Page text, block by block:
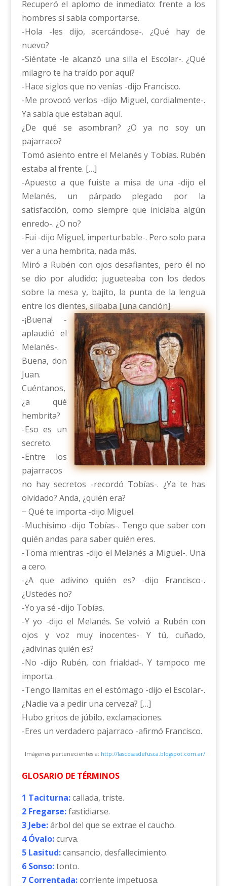
Recuperó el aplomo de inmediato: frente a los
hombres sí sabía comportarse.
-Hola -les dijo, acercándose-. ¿Qué hay de
nuevo?
-Siéntate -le alcanzó una silla el Escolar-. ¿Qué
milagro te ha traído por aquí?
-Hace siglos que no venías -dijo Francisco.
-Me provocó verlos -dijo Miguel, cordialmente-.
Ya sabía que estaban aquí.
¿De qué se asombran? ¿O ya no soy un
pajarraco?
Tomó asiento entre el Melanés y Tobías. Rubén
estaba al frente. […]
-Apuesto a que fuiste a misa de una -dijo el
Melanés, un párpado plegado por la
satisfacción, como siempre que iniciaba algún
enredo-. ¿O no?
-Fui -dijo Miguel, imperturbable-. Pero solo para
ver a una hembrita, nada más.
Miró a Rubén con ojos desafiantes, pero él no
se dio por aludido; jugueteaba con los dedos
sobre la mesa y, bajito, la punta de la lengua
entre los dientes, silbaba [una canción].
-¡Buena! -
aplaudió el
Melanés-.
Buena, don
Juan.
Cuéntanos,
¿a qué
hembrita?
-Eso es un
secreto.
-Entre los
pajarracos
no hay secretos -recordó Tobías-. ¿Ya te has
olvidado? Anda, ¿quién era?
− Qué te importa -dijo Miguel.
-Muchísimo -dijo Tobías-. Tengo que saber con
quién andas para saber quién eres.
-Toma mientras -dijo el Melanés a Miguel-. Una
a cero.
-¿A que adivino quién es? -dijo Francisco-.
¿Ustedes no?
-Yo ya sé -dijo Tobías.
-Y yo -dijo el Melanés. Se volvió a Rubén con
ojos y voz muy inocentes- Y tú, cuñado,
¿adivinas quién es?
-No -dijo Rubén, con frialdad-. Y tampoco me
importa.
-Tengo llamitas en el estómago -dijo el Escolar-.
¿Nadie va a pedir una cerveza? […]
Hubo gritos de júbilo, exclamaciones.
-Eres un verdadero pajarraco -afirmó Francisco.
Imágenes pertenecientes a: http://lascosasdefusca.blogspot.com.ar/
GLOSARIO DE TÉRMINOS
1 Taciturna:callada, triste.
2 Fregarse:fastidiarse.
3 Jebe: árbol del que se extrae el caucho.
4 Óvalo:curva.
5 Lasitud:cansancio, desfallecimiento.
6 Sonso:tonto.
7 Correntada:corriente impetuosa.